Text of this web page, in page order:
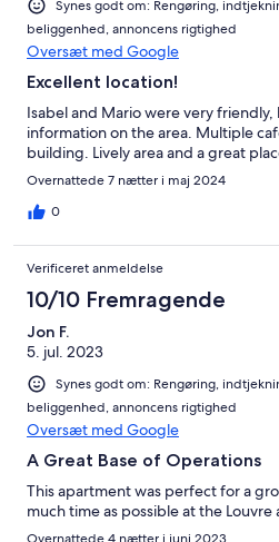
Synes godt om: Rengøring,
beliggenhed, annoncens rigtighed
Oversæt med Google
Excellent location!
Isabel and Mario were very
information on the area. Multiple
building. Lively area and a great
Overnattede 7 nætter i maj 2024
0
Verificeret anmeldelse
10/10 Fremragende
Jon F.
5. jul. 2023
Synes godt om: Rengøring,
beliggenhed, annoncens rigtighed
Oversæt med Google
A Great Base of Operations
This apartment was perfect for a
much time as possible at the Louvre